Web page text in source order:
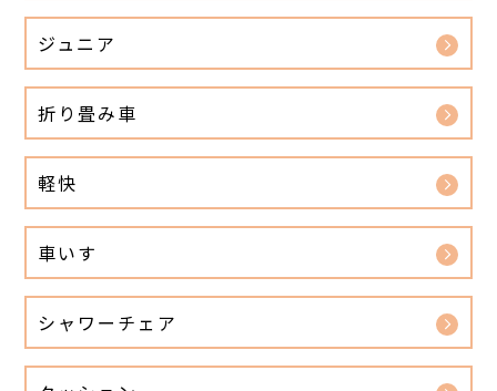
ジュニア
折り畳み車
軽快
車いす
シャワーチェア